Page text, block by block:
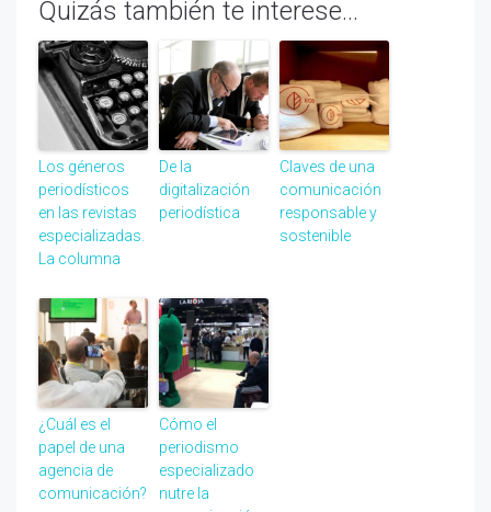
Quizás también te interese...
Los géneros
periodísticos
en las revistas
especializadas.
La columna
De la
digitalización
periodística
Claves de una
comunicación
responsable y
sostenible
¿Cuál es el
papel de una
agencia de
comunicación?
Cómo el
periodismo
especializado
nutre la